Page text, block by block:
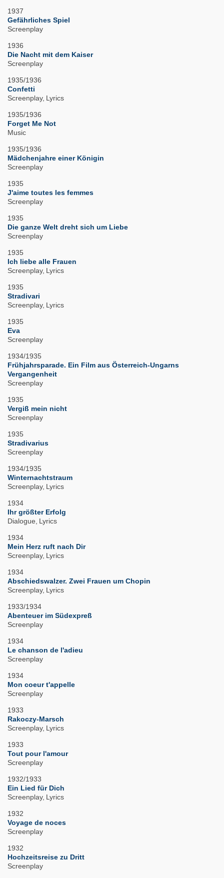
1937
Gefährliches Spiel
Screenplay
1936
Die Nacht mit dem Kaiser
Screenplay
1935/1936
Confetti
Screenplay Lyrics
1935/1936
Forget Me Not
Music
1935/1936
Mädchenjahre einer Königin
Screenplay
1935
J'aime toutes les femmes
Screenplay
1935
Die ganze Welt dreht sich um Liebe
Screenplay
1935
Ich liebe alle Frauen
Screenplay Lyrics
1935
Stradivari
Screenplay Lyrics
1935
Eva
Screenplay
1934/1935
Frühjahrsparade. Ein Film aus Österreich-Ungarns
Vergangenheit
Screenplay
1935
Vergiß mein nicht
Screenplay
1935
Stradivarius
Screenplay
1934/1935
Winternachtstraum
Screenplay Lyrics
1934
Ihr größter Erfolg
Dialogue Lyrics
1934
Mein Herz ruft nach Dir
Screenplay Lyrics
1934
Abschiedswalzer. Zwei Frauen um Chopin
Screenplay Lyrics
1933/1934
Abenteuer im Südexpreß
Screenplay
1934
Le chanson de l'adieu
Screenplay
1934
Mon coeur t'appelle
Screenplay
1933
Rakoczy-Marsch
Screenplay Lyrics
1933
Tout pour l'amour
Screenplay
1932/1933
Ein Lied für Dich
Screenplay Lyrics
1932
Voyage de noces
Screenplay
1932
Hochzeitsreise zu Dritt
Screenplay